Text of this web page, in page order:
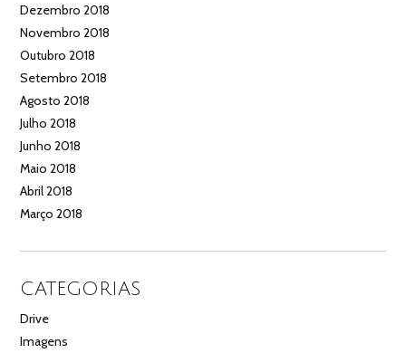
Dezembro 2018
Novembro 2018
Outubro 2018
Setembro 2018
Agosto 2018
Julho 2018
Junho 2018
Maio 2018
Abril 2018
Março 2018
CATEGORIAS
Drive
Imagens